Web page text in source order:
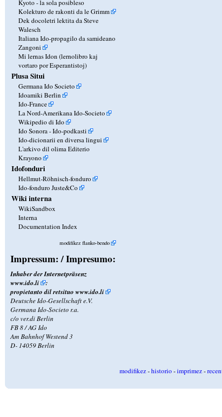
Kyoto - la sola posibleso
Kolekturo de rakonti da le Grimm
Dek docoletri lektita da Steve
Walesch
Italiana Ido-propagilo da samideano
Zangoni
Mi lernas Idon (lernolibro kaj
vortaro por Esperantistoj)
Plusa Situi
Germana Ido Societo
Idoamiki Berlin
Ido-France
La Nord-Amerikana Ido-Societo
Wikipedio di Ido
Ido Sonora - Ido-podkasti
Ido-dicionarii en diversa lingui
L'arkivo dil olima Editerio
Krayono
Idofonduri
Hellmut-Röhnisch-fonduro
Ido-fonduro Juste&Co
Wiki interna
WikiSandbox
Interna
Documentation Index
modifikez flanko-bendo
Impressum: / Impresumo:
Inhaber der Internetpräsenz
www.ido.li
:
propietanto dil retsituo www.ido.li
Deutsche Ido-Gesellschaft e.V.
Germana Ido-Societo r.a.
c/o ver.di Berlin
FB 8 / AG Ido
Am Bahnhof Westend 3
D- 14059 Berlin
modifikez-historio-imprimez-